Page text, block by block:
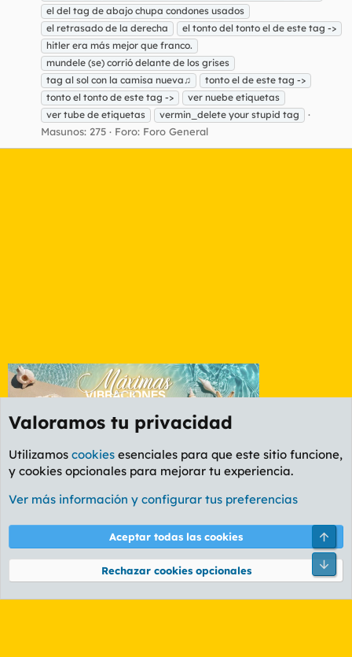
el del tag de abajo chupa condones usados
el retrasado de la derecha
el tonto del tonto el de este tag ->
hitler era más mejor que franco.
mundele (se) corrió delante de los grises
tag al sol con la camisa nueva♫
tonto el de este tag ->
tonto el tonto de este tag ->
ver nuebe etiquetas
ver tube de etiquetas
vermin_delete your stupid tag
Masunos: 275 Foro: Foro General
Etiquetas
Cookies
PL OLDSTYLE AMARILLO
Términos y reglas Política de privacidad Ayuda
Community platform by XenForo® © 2010-2026 XenForo Ltd.
Valoramos tu privacidad
Utilizamos cookies esenciales para que este sitio funcione,
y cookies opcionales para mejorar tu experiencia.
Ver más información y configurar tus preferencias
Aceptar todas las cookies
Rechazar cookies opcionales
Pie